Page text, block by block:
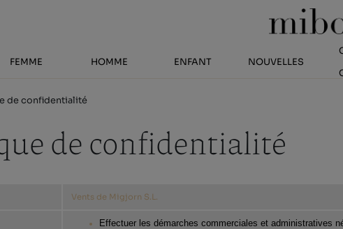
FEMME HOMME ENFANT NOUVELLES
de confidentialité
de confidentialité
Vents de Migjorn S.L.
Effectuer les démarches commerciales et administratives